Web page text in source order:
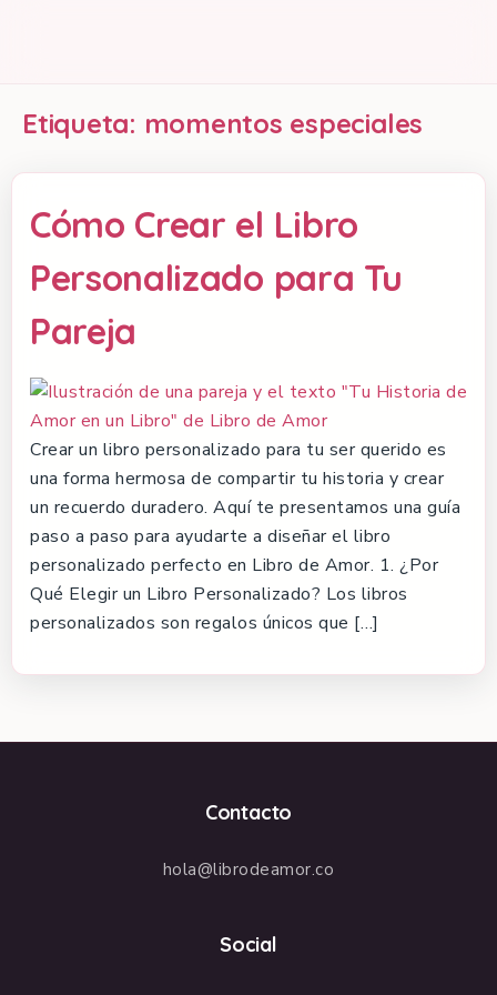
Etiqueta: momentos especiales
Cómo Crear el Libro
Personalizado para Tu
Pareja
Crear un libro personalizado para tu ser querido es
una forma hermosa de compartir tu historia y crear
un recuerdo duradero. Aquí te presentamos una guía
paso a paso para ayudarte a diseñar el libro
personalizado perfecto en Libro de Amor. 1. ¿Por
Qué Elegir un Libro Personalizado? Los libros
personalizados son regalos únicos que […]
Contacto
hola@librodeamor.co
Social